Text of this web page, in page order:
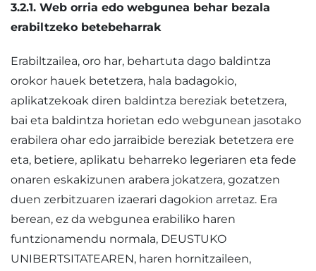
3.2.1. Web orria edo webgunea behar bezala
erabiltzeko betebeharrak
Erabiltzailea, oro har, behartuta dago baldintza
orokor hauek betetzera, hala badagokio,
aplikatzekoak diren baldintza bereziak betetzera,
bai eta baldintza horietan edo webgunean jasotako
erabilera ohar edo jarraibide bereziak betetzera ere
eta, betiere, aplikatu beharreko legeriaren eta fede
onaren eskakizunen arabera jokatzera, gozatzen
duen zerbitzuaren izaerari dagokion arretaz. Era
berean, ez da webgunea erabiliko haren
funtzionamendu normala, DEUSTUKO
UNIBERTSITATEAREN, haren hornitzaileen,